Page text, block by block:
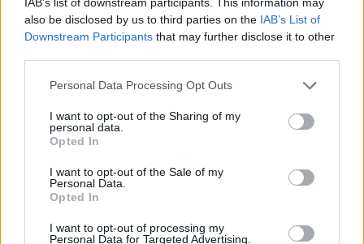
also be disclosed by us to third parties on the IAB’s List of
Downstream Participants that may further disclose it to other
Please note that this website/app uses one or more Google
not limited to your visit or usage behaviour. You may click to
grant or deny consent to Google and its third-party tags to
use your data for below specified purposes in below Google
consent section.
Personal Data Processing Opt Outs
I want to opt-out of the Sharing of my
personal data.
Opted In
I want to opt-out of the Sale of my
Personal Data.
Opted In
I want to opt-out of processing my
Personal Data for Targeted Advertising.
történelmi helyzetbe ágyazva, és ahogyan
önmagát is több perspektívából érzékeli
minden szereplő, ugyanúgy a közösségi
élmény lehetetlenségére is reflektál ez a
kalicka-megoldás: nemcsak a közönség
sorait, de még a sorok egyes szegmenseit is
elválasztották egymástól, mintha ezzel is
hangsúlyozná az előadás, hogy nézőként az
egyedi értelmezés börtönébe vagyunk zárva.
Valóban, Barker nyitottságát Carroll olyan
módon kívánja megőrizni, hogy mindenki úgy